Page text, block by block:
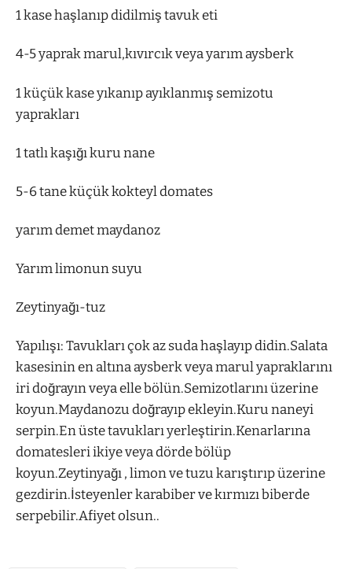
1 kase haşlanıp didilmiş tavuk eti
4-5 yaprak marul,kıvırcık veya yarım aysberk
1 küçük kase yıkanıp ayıklanmış semizotu
yaprakları
1 tatlı kaşığı kuru nane
5-6 tane küçük kokteyl domates
yarım demet maydanoz
Yarım limonun suyu
Zeytinyağı-tuz
Yapılışı: Tavukları çok az suda haşlayıp didin.Salata
kasesinin en altına aysberk veya marul yapraklarını
iri doğrayın veya elle bölün.Semizotlarını üzerine
koyun.Maydanozu doğrayıp ekleyin.Kuru naneyi
serpin.En üste tavukları yerleştirin.Kenarlarına
domatesleri ikiye veya dörde bölüp
koyun.Zeytinyağı , limon ve tuzu karıştırıp üzerine
gezdirin.İsteyenler karabiber ve kırmızı biberde
serpebilir.Afiyet olsun..